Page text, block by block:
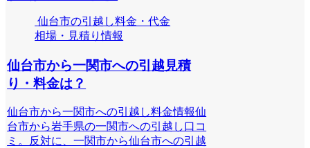
仙台市の引越し料金・代金
相場・見積り情報
仙台市から一関市への引越見積
り・料金は？
仙台市から一関市への引越し料金情報仙
台市から岩手県の一関市への引越し口コ
ミ。反対に、一関市から仙台市への引越